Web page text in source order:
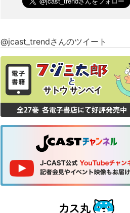
@jcast_trendさんのツイート